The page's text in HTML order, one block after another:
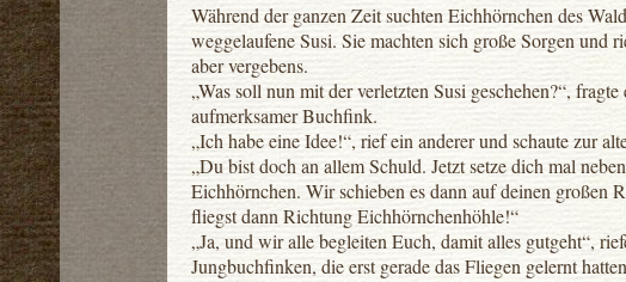
Während der ganzen Zeit suchten Eichhörnchen des
weggelaufene Susi. Sie machten sich große Sorgen und
aber vergebens.
„Was soll nun mit der verletzten Susi geschehen?“, fragte
aufmerksamer Buchfink.
„Ich habe eine Idee!“, rief ein anderer und schaute zur
„Du bist doch an allem Schuld. Jetzt setze dich mal
Eichhörnchen. Wir schieben es dann auf deinen großen
fliegst dann Richtung Eichhörnchenhöhle!“
„Ja, und wir alle begleiten Euch, damit alles gutgeht“,
Jungbuchfinken, die erst gerade das Fliegen gelernt